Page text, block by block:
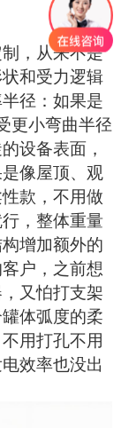
制，从来不是
和受力逻辑
径：如果是
更小弯曲半径
设备表面，
像屋顶、观
款，不用做
，整体重量
增加额外的
户，之前想
又怕打支架
体弧度的柔
用打孔不用
效率也没出